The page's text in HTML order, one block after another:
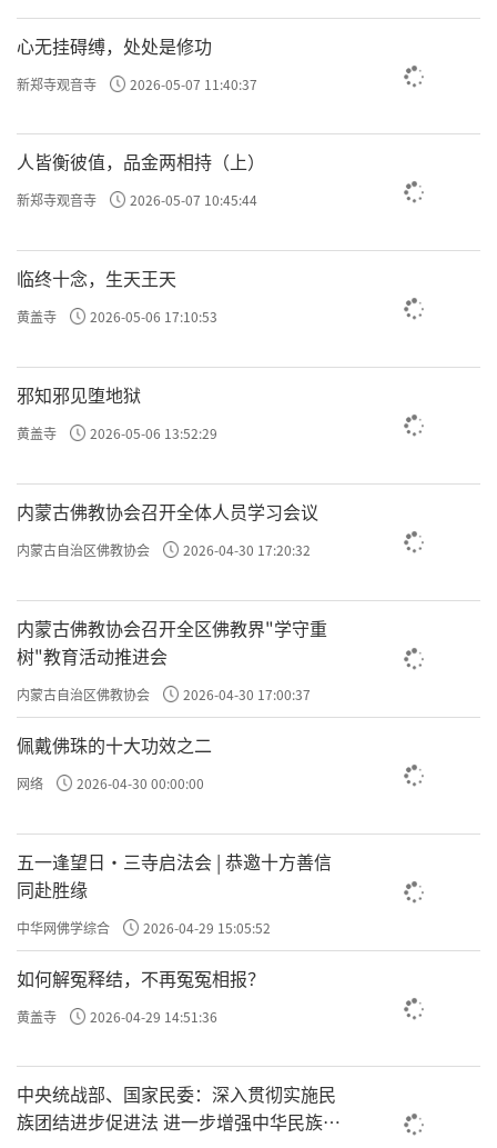
那我们的，
兴趣、爱好、性格、习惯、价值观等等，
当然这个中间，
乃至于宿世熏习的种子；
在成长过程之中逐步积累而成就的，
并且也受到了来至于，
各种因素的影响。
这个心灵因果 是更重要！
现象因果很浅显，
很容易看到，
而且都会成为过去；
但是心灵因果，
你看到了吗？
你不看到的话，
它会一直支配你、控制你，
一次一次地把你投到
而你还迷迷糊糊，
还不知道怎么回事。
心无挂碍缚，处处是修功
新郑寺观音寺 2026-05-07 11:40:37
人皆衡彼值，品金两相持（上）
新郑寺观音寺 2026-05-07 10:45:44
临终十念，生天王天
黄盖寺 2026-05-06 17:10:53
邪知邪见堕地狱
黄盖寺 2026-05-06 13:52:29
内蒙古佛教协会召开全体人员学习会议
内蒙古自治区佛教协会 2026-04-30 17:20:32
内蒙古佛教协会召开全区佛教界"学守重
树"教育活动推进会
内蒙古自治区佛教协会 2026-04-30 17:00:37
佩戴佛珠的十大功效之二
网络 2026-04-30 00:00:00
五一逢望日・三寺启法会 | 恭邀十方善信
同赴胜缘
中华网佛学综合 2026-04-29 15:05:52
如何解冤释结，不再冤冤相报？
黄盖寺 2026-04-29 14:51:36
中央统战部、国家民委：深入贯彻实施民
族团结进步促进法 进一步增强中华民族凝